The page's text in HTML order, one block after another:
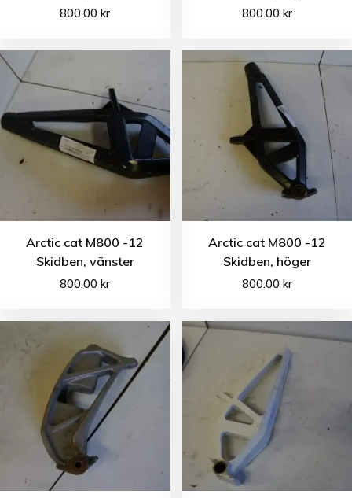
800.00kr 800.00 kr
Arctic cat M800 -12
Skidben, vänster
800.00kr
Arctic cat M800 -12
Skidben, höger
800.00 kr